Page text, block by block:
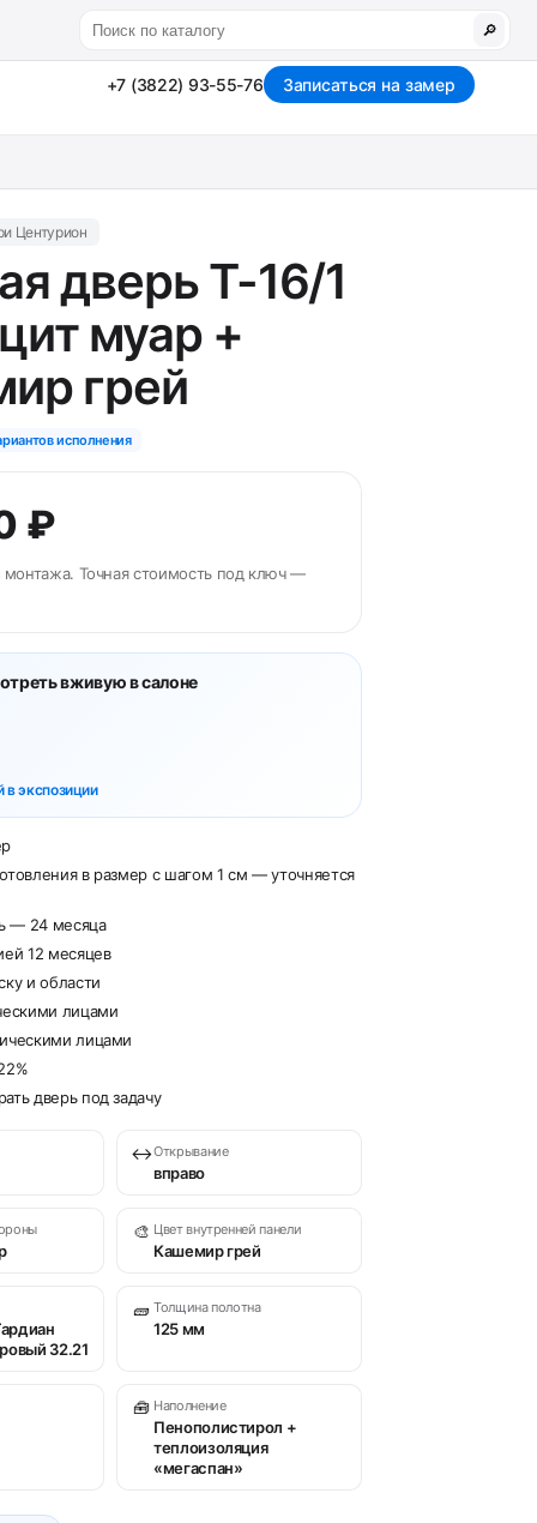
🔎
+7 (3822) 93-55-76 Записаться на замер
Центурион
дверь T-16/1
муар +
грей
исполнения
₽
монтажа. Точная стоимость под ключ —
вживую в салоне
экспозиции
в размер с шагом 1 см — уточняется
— 24 месяца
12 месяцев
и области
лицами
лицами
дверь под задачу
↔Открывание
вправо
🎨 Цвет внутренней панели
Кашемир грей
32.21
🧱 Толщина полотна
125 мм
🧰 Наполнение
Пенополистирол +
теплоизоляция
«мегаспан»